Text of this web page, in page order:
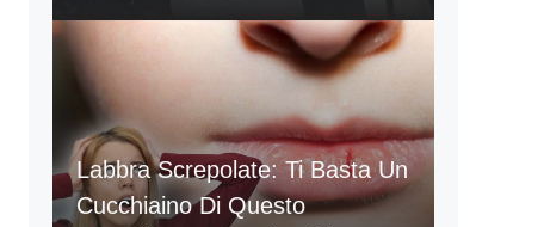
Labbra Screpolate: Ti Basta Un
Cucchiaino Di Questo